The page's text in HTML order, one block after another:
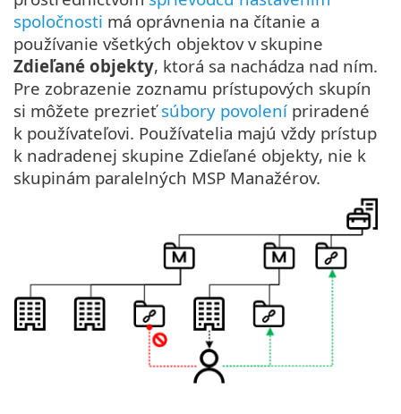
spoločnosti má oprávnenia na čítanie a
používanie všetkých objektov v skupine
Zdieľané objekty, ktorá sa nachádza nad ním.
Pre zobrazenie zoznamu prístupových skupín
si môžete prezrieťsúbory povolení priradené
k používateľovi. Používatelia majú vždy prístup
k nadradenej skupine Zdieľané objekty, nie k
skupinám paralelných MSP Manažérov.